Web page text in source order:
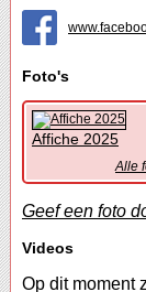
Foto's
Affiche 2025
Alle
Geef een foto
Videos
Op dit moment